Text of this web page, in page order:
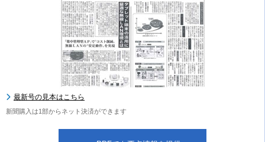
最新号の見本はこちら
新聞購入は1部からネット決済ができます